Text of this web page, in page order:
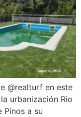
@realturf en este
urbanización Rio
Pinos a su